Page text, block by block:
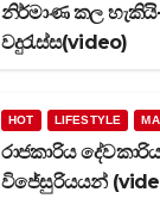
නිර්මාණ කල
වදුරැස්ස(video)
HOT LIFESTYLE
රාජකාරිය
විජේසුරියයන්